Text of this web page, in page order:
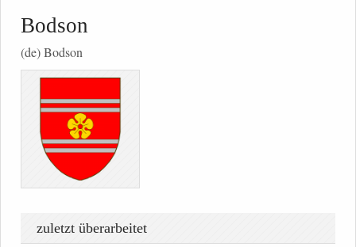
Bodson
(de) Bodson
zuletzt überarbeitet